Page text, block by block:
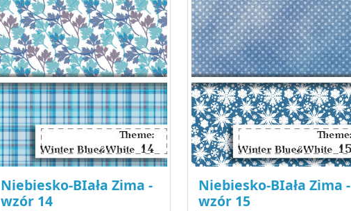
Niebiesko-BIała Zima -
wzór 14
Niebiesko-BIała Zima -
wzór 15